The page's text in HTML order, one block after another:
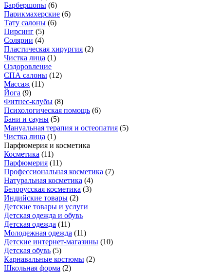
Барбершопы (6)
Парикмахерские (6)
Тату салоны (6)
Пирсинг (5)
Солярии (4)
Пластическая хирургия (2)
Чистка лица (1)
Оздоровление
СПА салоны (12)
Массаж (11)
Йога (9)
Фитнес-клубы (8)
Психологическая помощь (6)
Бани и сауны (5)
Мануальная терапия и остеопатия (5)
Чистка лица (1)
Парфюмерия и косметика
Косметика (11)
Парфюмерия (11)
Профессиональная косметика (7)
Натуральная косметика (4)
Белорусская косметика (3)
Индийские товары (2)
Детские товары и услуги
Детская одежда и обувь
Детская одежда (11)
Молодежная одежда (11)
Детские интернет-магазины (10)
Детская обувь (5)
Карнавальные костюмы (2)
Школьная форма (2)